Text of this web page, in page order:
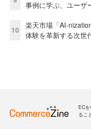
事例に学ぶ、ユーザ
10
楽天市場「AI-
体験を革新する次世
EC
るこ